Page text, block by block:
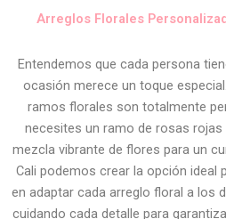
Arreglos Florales
Entendemos que cada persona
ocasión merece un toque
ramos florales son totalmente
necesites un ramo de rosas
mezcla vibrante de flores para un
Cali podemos crear la opción ideal
en adaptar cada arreglo floral a los
cuidando cada detalle para